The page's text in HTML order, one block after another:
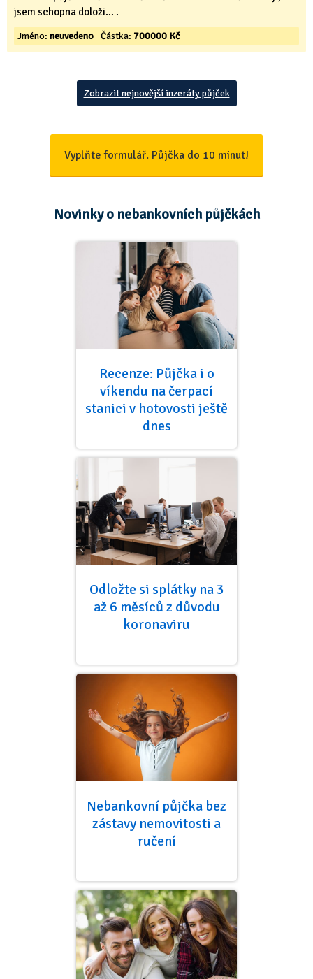
jsem schopna doloži... .
Jméno: neuvedeno Částka: 700000 Kč
Zobrazit nejnovější inzeráty půjček
Vyplňte formulář. Půjčka do 10 minut!
Novinky o nebankovních půjčkách
Recenze: Půjčka i o
víkendu na čerpací
stanici v hotovosti ještě
dnes
Odložte si splátky na 3
až 6 měsíců z důvodu
koronaviru
Nebankovní půjčka bez
zástavy nemovitosti a
ručení